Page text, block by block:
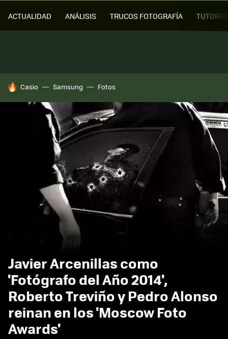
ACTUALIDAD ANÁLISIS TRUCOS FOTOGRAFÍA
HOY SE HABLA DE
Casio Samsung Fotos
Javier Arcenillas como
'Fotógrafo del Año 2014',
Roberto Treviño y Pedro Alonso
reinan en los 'Moscow Foto
Awards'